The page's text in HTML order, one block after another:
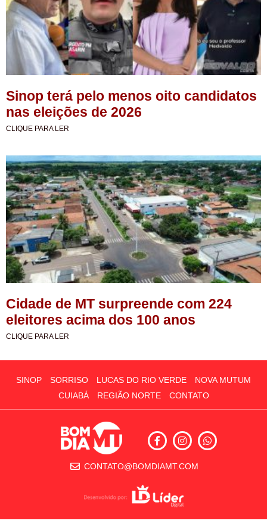
Sinop terá pelo menos oito candidatos
nas eleições de 2026
CLIQUE PARA LER
Cidade de MT surpreende com 224
eleitores acima dos 100 anos
CLIQUE PARA LER
SINOP SORRISO LUCAS DO RIO VERDE
NOVA MUTUM
CUIABÁ
REGIÃO NORTE CONTATO
CONTATO@BOMDIAMT.COM